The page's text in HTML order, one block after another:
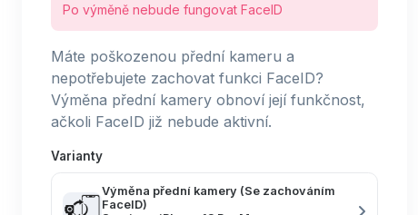
Po výměně nebude fungovat FaceID
Máte poškozenou přední kameru a
nepotřebujete zachovat funkci FaceID?
Výměna přední kamery obnoví její funkčnost,
ačkoli FaceID již nebude aktivní.
Varianty
Výměna přední kamery (Se zachováním
FaceID)